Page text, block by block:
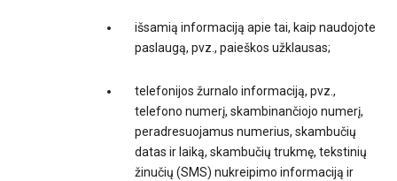
išsamią informaciją apie tai, kaip naudojote
paslaugą, pvz., paieškos užklausas;
telefonijos žurnalo informaciją, pvz.,
telefono numerį, skambinančiojo numerį,
peradresuojamus numerius, skambučių
datas ir laiką, skambučių trukmę, tekstinių
žinučių (SMS) nukreipimo informaciją ir